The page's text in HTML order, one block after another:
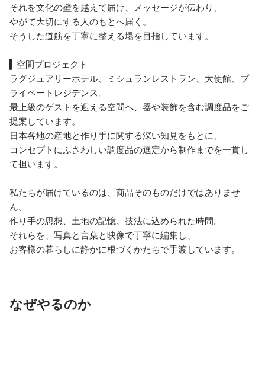
それを文化の壁を越えて届け、メッセージが伝わり、
やがて大切にする人のもとへ届く。
そうした道筋を丁寧に整える場を目指しています。
▍空間プロジェクト
ラグジュアリーホテル、ミシュランレストラン、大使館、プ
ライベートレジデンス。
最上級のゲストを迎える空間へ、器や装飾を含む調度品をご
提案しています。
日本各地の産地と作り手に関する深い知見をもとに、
コンセプトにふさわしい調度品の選定から制作までを一貫し
て担います。
私たちが届けているのは、商品そのものだけではありませ
ん。
作り手の思想、土地の記憶、技法に込められた時間。
それらを、写真と言葉と映像で丁寧に編集し、
お客様の暮らしに静かに根づくかたちで手渡しています。
なぜやるのか